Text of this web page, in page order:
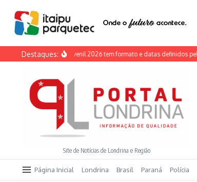
Ir para o conteúdo
Destaques:
Paraná Adulto e Juvenil 2026 tem formato e datas definidos pela FPF
Site de Notícias de Londrina e Região
Página Inicial Londrina Brasil Paraná Polícia